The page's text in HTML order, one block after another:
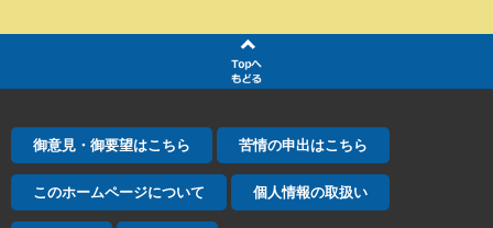
御意見・御要望はこちら 苦情の申出はこちら
このホームページについて 個人情報の取扱い